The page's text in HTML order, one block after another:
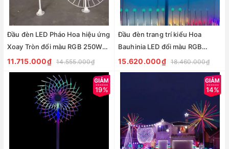
Đầu đèn LED Pháo Hoa hiệu ứng
Xoay Tròn đổi màu RGB 250W
30 đầu ống H1300 D1800 Zalaa
ZCSV-PH-11
11.715.000₫ 14.555.000₫
Đầu đèn trang trí kiểu Hoa
Bauhinia LED đổi màu RGB
350W 48 đầu ống H1500 D2500
Zalaa ZCSV-PH-20
15.620.000₫ 18.460.000₫
19% 14%